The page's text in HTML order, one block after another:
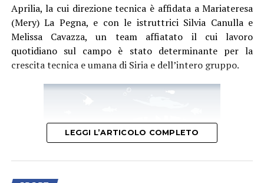
Aprilia, la cui direzione tecnica è affidata a Mariateresa
(Mery) La Pegna, e con le istruttrici Silvia Canulla e
Melissa Cavazza, un team affiatato il cui lavoro
quotidiano sul campo è stato determinante per la
crescita tecnica e umana di Siria e dell’intero gruppo.
LEGGI L’ARTICOLO COMPLETO